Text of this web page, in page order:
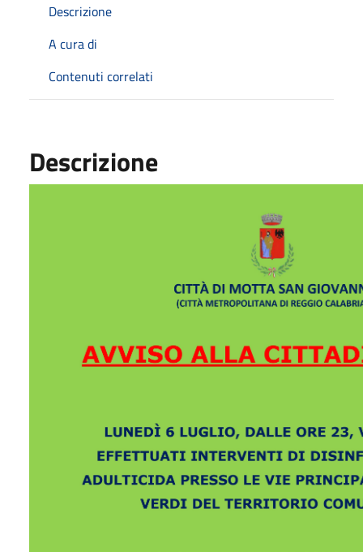
Descrizione
A cura di
Contenuti correlati
Descrizione